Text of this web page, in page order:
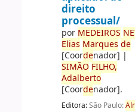
direito
processual/
por MEDEIROS
Elias Marques de
[Coordenador] |
SIMÃO FILHO,
Adalberto
[Coordenador].
Editora:São Paulo: